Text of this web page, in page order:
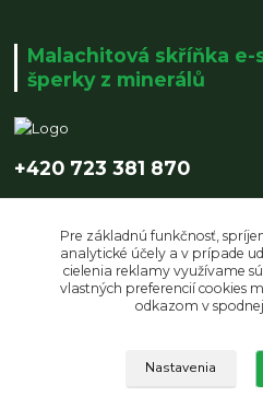
Malachitová skříňka e-
šperky z minerálů
+420 723 381 870
Upravit sběr
Pre základnú funkčnosť,
analytické účely a v prípade
cielenia reklamy využívame
vlastných preferencií cookies
odkazom v
Nastavenia